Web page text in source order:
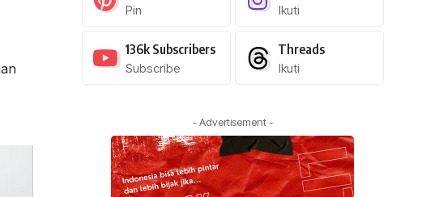
Pin Ikuti
136k Subscribers
Subscribe
Threads
Ikuti
- Advertisement -